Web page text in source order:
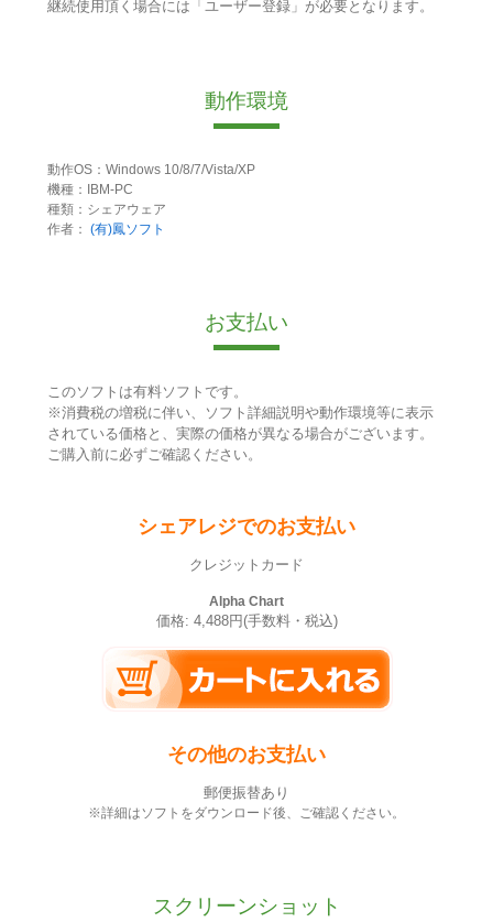
継続使用頂く場合には「ユーザー登録」が必要となります。
動作環境
動作OS：Windows 10/8/7/Vista/XP
機種：IBM-PC
種類：シェアウェア
作者： (有)鳳ソフト
お支払い
このソフトは有料ソフトです。
※消費税の増税に伴い、ソフト詳細説明や動作環境等に表示
されている価格と、実際の価格が異なる場合がございます。
ご購入前に必ずご確認ください。
シェアレジでのお支払い
クレジットカード
Alpha Chart
価格: 4,488円(手数料・税込)
その他のお支払い
郵便振替あり
※詳細はソフトをダウンロード後、ご確認ください。
スクリーンショット